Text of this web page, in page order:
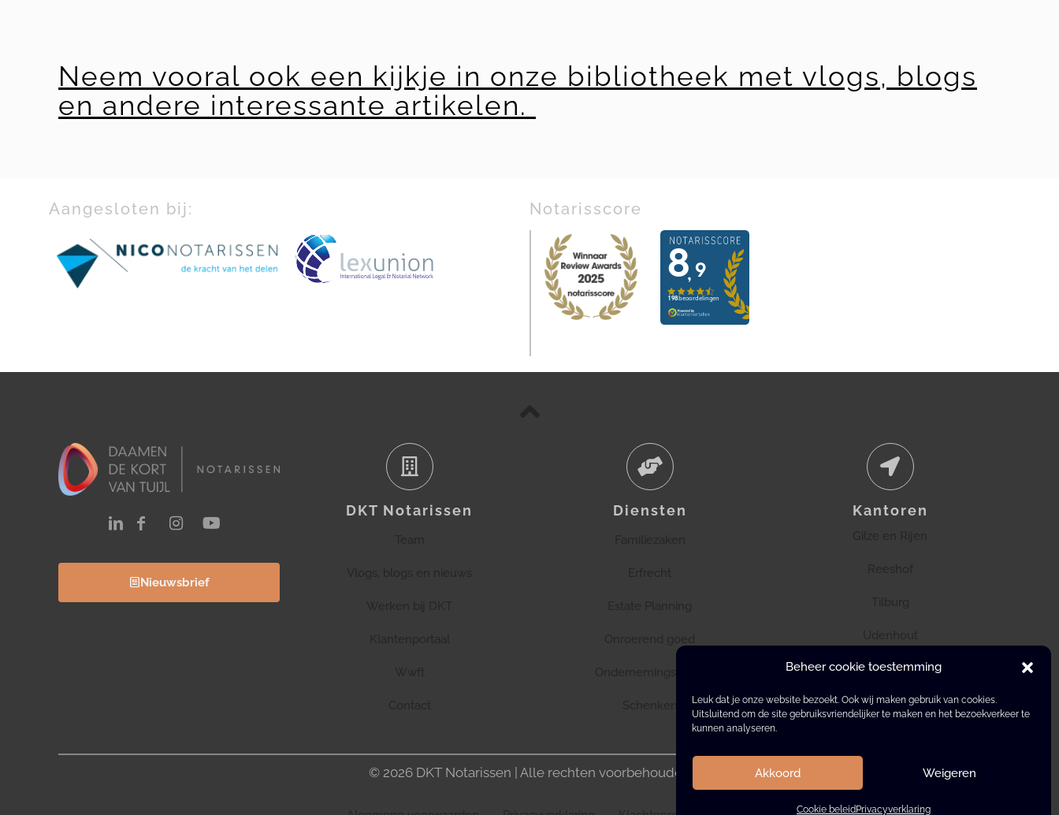
Beheer cookie toestemming
Leuk dat je onze website bezoekt. Ook wij maken gebruik van cookies.
Uitsluitend om de site gebruiksvriendelijker te maken en het bezoekverkeer te
kunnen analyseren.
Akkoord Weigeren
Cookie beleidPrivacyverklaring
Neem vooral ook een kijkje in onze bibliotheek met vlogs, blogs
en andere interessante artikelen.
Aangesloten bij: Notarisscore
Nieuwsbrief
DKT Notarissen Diensten Kantoren
© 2026 DKT Notarissen | Alle rechten voorbehouden